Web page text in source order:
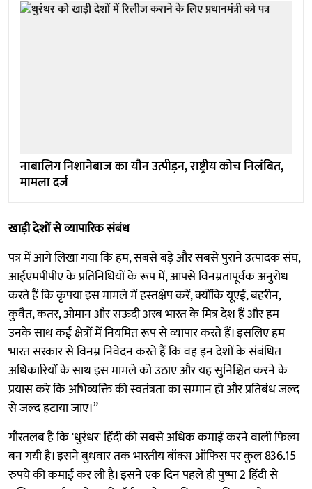
नाबालिग निशानेबाज का यौन उत्पीड़न, राष्ट्रीय कोच निलंबित,
मामला दर्ज
खाड़ी देशों से व्यापारिक संबंध
पत्र में आगे लिखा गया कि हम, सबसे बड़े और सबसे पुराने उत्पादक संघ,
आईएमपीपीए के प्रतिनिधियों के रूप में, आपसे विनम्रतापूर्वक अनुरोध
करते हैं कि कृपया इस मामले में हस्तक्षेप करें, क्योंकि यूएई, बहरीन,
कुवैत, कतर, ओमान और सऊदी अरब भारत के मित्र देश हैं और हम
उनके साथ कई क्षेत्रों में नियमित रूप से व्यापार करते हैं। इसलिए हम
भारत सरकार से विनम्र निवेदन करते हैं कि वह इन देशों के संबंधित
अधिकारियों के साथ इस मामले को उठाए और यह सुनिश्चित करने के
प्रयास करे कि अभिव्यक्ति की स्वतंत्रता का सम्मान हो और प्रतिबंध जल्द
से जल्द हटाया जाए।”
गौरतलब है कि 'धुरंधर' हिंदी की सबसे अधिक कमाई करने वाली फिल्म
बन गयी है। इसने बुधवार तक भारतीय बॉक्स ऑफिस पर कुल 836.15
रुपये की कमाई कर ली है। इसने एक दिन पहले ही पुष्पा 2 हिंदी से